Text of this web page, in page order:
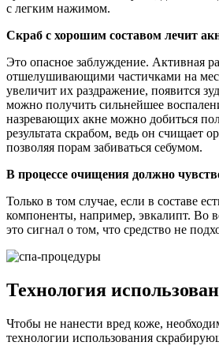
с легким нажимом.
Скраб с хорошим составом лечит
Это опасное заблуждение. Активная
отшелушивающими частичками на
увеличит их раздражение, появится
можно получить сильнейшее
назревающих акне можно добиться
результата скрабом, ведь он счищает
позволяя порам забиваться себумом.
В процессе очищения должно
Только в том случае, если в составе
компоненты, например, эвкалипт. Во
это сигнал о том, что средство не
Технология
Чтобы не нанести вред коже,
технологии использования